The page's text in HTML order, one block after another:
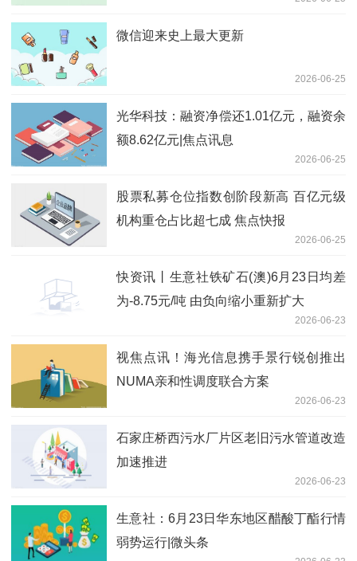
微信迎来史上最大更新
2026-06-25
光华科技：融资净偿还1.01亿元，融资余
额8.62亿元|焦点讯息
2026-06-25
股票私募仓位指数创阶段新高 百亿元级
机构重仓占比超七成 焦点快报
2026-06-25
快资讯丨生意社铁矿石(澳)6月23日均差
为-8.75元/吨 由负向缩小重新扩大
2026-06-23
视焦点讯！海光信息携手景行锐创推出
NUMA亲和性调度联合方案
2026-06-23
石家庄桥西污水厂片区老旧污水管道改造
加速推进
2026-06-23
生意社：6月23日华东地区醋酸丁酯行情
弱势运行|微头条